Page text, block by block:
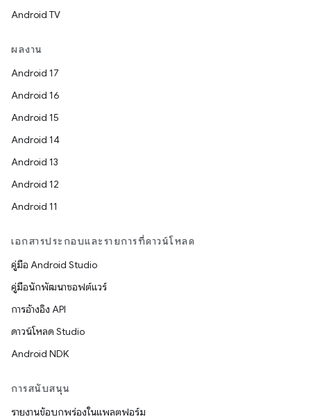
Android TV
ผลงาน
Android 17
Android 16
Android 15
Android 14
Android 13
Android 12
Android 11
เอกสารประกอบและรายการที่ดาวน์โหลด
คู่มือ Android Studio
คู่มือนักพัฒนาซอฟต์แวร์
การอ้างอิง API
ดาวน์โหลด Studio
Android NDK
การสนับสนุน
รายงานข้อบกพร่องในแพลตฟอร์ม